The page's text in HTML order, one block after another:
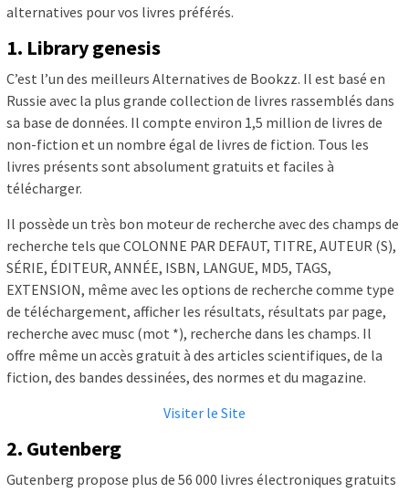
alternatives pour vos livres préférés.
1. Library genesis
C’est l’un des meilleurs Alternatives de Bookzz. Il est basé en
Russie avec la plus grande collection de livres rassemblés dans
sa base de données. Il compte environ 1,5 million de livres de
non-fiction et un nombre égal de livres de fiction. Tous les
livres présents sont absolument gratuits et faciles à
télécharger.
Il possède un très bon moteur de recherche avec des champs de
recherche tels que COLONNE PAR DEFAUT, TITRE, AUTEUR (S),
SÉRIE, ÉDITEUR, ANNÉE, ISBN, LANGUE, MD5, TAGS,
EXTENSION, même avec les options de recherche comme type
de téléchargement, afficher les résultats, résultats par page,
recherche avec musc (mot *), recherche dans les champs. Il
offre même un accès gratuit à des articles scientifiques, de la
fiction, des bandes dessinées, des normes et du magazine.
Visiter le Site
2. Gutenberg
Gutenberg propose plus de 56 000 livres électroniques gratuits